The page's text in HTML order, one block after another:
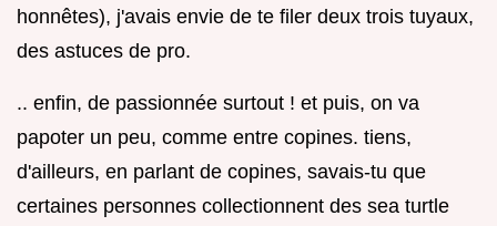
honnêtes), j'avais envie de te filer deux trois tuyaux,
des astuces de pro.
.. enfin, de passionnée surtout ! et puis, on va
papoter un peu, comme entre copines. tiens,
d'ailleurs, en parlant de copines, savais-tu que
certaines personnes collectionnent des sea turtle